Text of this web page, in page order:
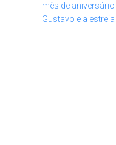
mês de
Gustavo e a